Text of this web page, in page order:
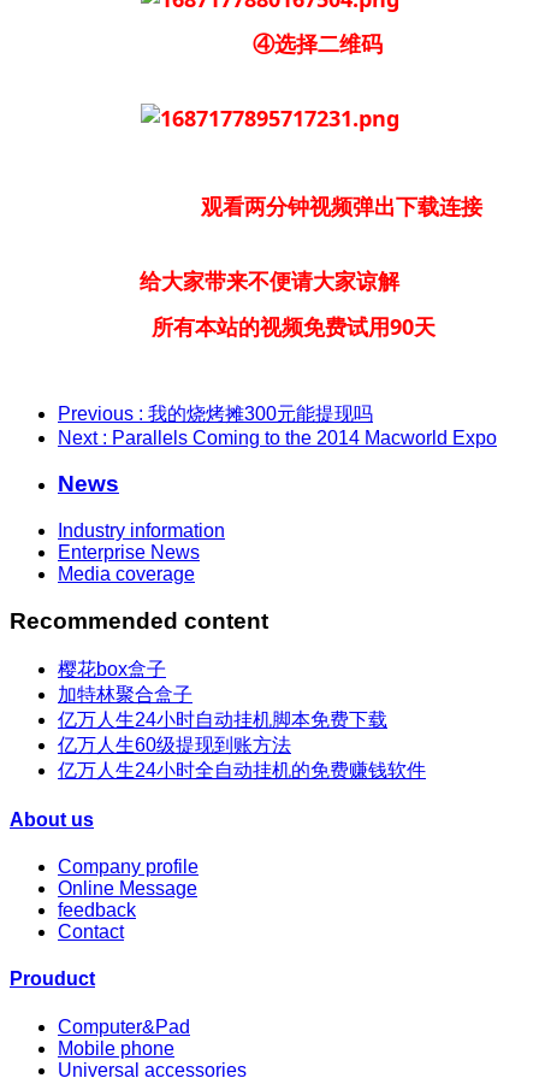
④选择二维码
观看两分钟视频弹出下载连接
给大家带来不便请大家谅解
所有本站的视频免费试用90天
Previous : 我的烧烤摊300元能提现吗
Next : Parallels Coming to the 2014 Macworld Expo
News
Industry information
Enterprise News
Media coverage
Recommended content
樱花box盒子
加特林聚合盒子
亿万人生24小时自动挂机脚本免费下载
亿万人生60级提现到账方法
亿万人生24小时全自动挂机的免费赚钱软件
About us
Company profile
Online Message
feedback
Contact
Prouduct
Computer&Pad
Mobile phone
Universal accessories